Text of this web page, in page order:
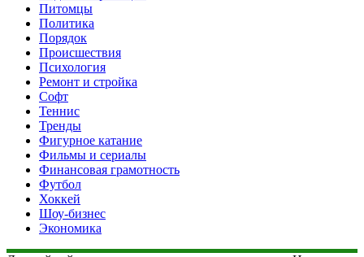
Питомцы
Политика
Порядок
Происшествия
Психология
Ремонт и стройка
Софт
Теннис
Тренды
Фигурное катание
Фильмы и сериалы
Финансовая грамотность
Футбол
Хоккей
Шоу-бизнес
Экономика